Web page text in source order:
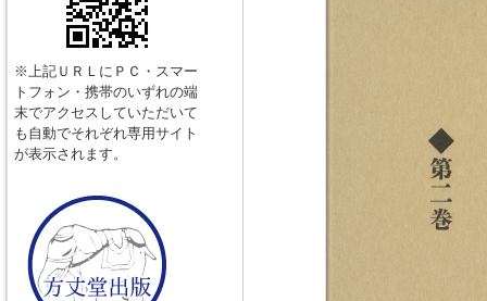
※上記ＵＲＬにＰＣ・スマー
トフォン・携帯のいずれの端
末でアクセスしていただいて
も自動でそれぞれ専用サイト
が表示されます。